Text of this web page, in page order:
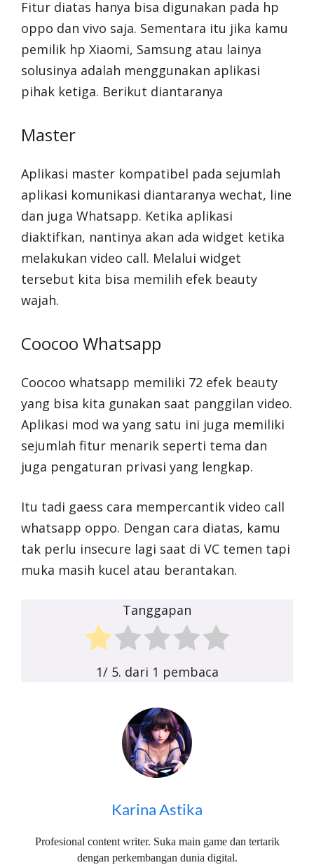
Fitur diatas hanya bisa digunakan pada hp
oppo dan vivo saja. Sementara itu jika kamu
pemilik hp Xiaomi, Samsung atau lainya
solusinya adalah menggunakan aplikasi
pihak ketiga. Berikut diantaranya
Master
Aplikasi master kompatibel pada sejumlah
aplikasi komunikasi diantaranya wechat, line
dan juga Whatsapp. Ketika aplikasi
diaktifkan, nantinya akan ada widget ketika
melakukan video call. Melalui widget
tersebut kita bisa memilih efek beauty
wajah.
Coocoo Whatsapp
Coocoo whatsapp memiliki 72 efek beauty
yang bisa kita gunakan saat panggilan video.
Aplikasi mod wa yang satu ini juga memiliki
sejumlah fitur menarik seperti tema dan
juga pengaturan privasi yang lengkap.
Itu tadi gaess cara mempercantik video call
whatsapp oppo. Dengan cara diatas, kamu
tak perlu insecure lagi saat di VC temen tapi
muka masih kucel atau berantakan.
Tanggapan
1/ 5. dari 1 pembaca
Karina Astika
Profesional content writer. Suka main game dan tertarik
dengan perkembangan dunia digital.